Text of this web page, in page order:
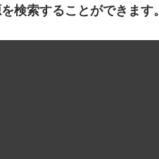
検索することができます。